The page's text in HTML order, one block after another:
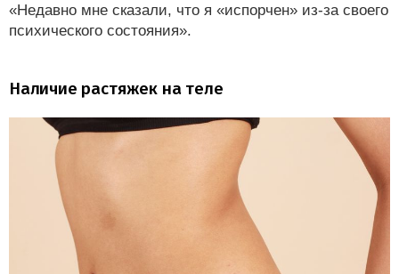
«Недавно мне сказали, что я «испорчен» из-за своего
психического состояния».
Наличие растяжек на теле